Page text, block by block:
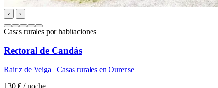
‹ ›
Casas rurales por habitaciones
Rectoral de Candás
Rairiz de Veiga , Casas rurales en Ourense
130 € / noche